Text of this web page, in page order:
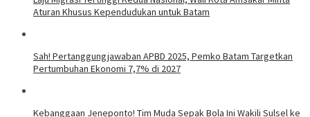
Aturan Khusus Kependudukan untuk Batam
Sah! Pertanggungjawaban APBD 2025, Pemko Batam Targetkan
Pertumbuhan Ekonomi 7,7% di 2027
Kebanggaan Jeneponto! Tim Muda Sepak Bola Ini Wakili Sulsel ke